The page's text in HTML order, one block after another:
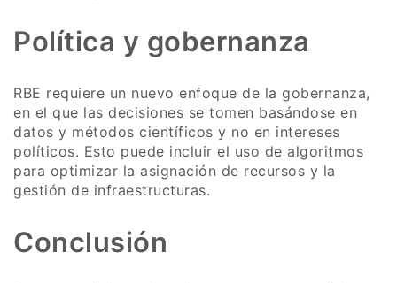
Política y gobernanza
RBE requiere un nuevo enfoque de la gobernanza,
en el que las decisiones se tomen basándose en
datos y métodos científicos y no en intereses
políticos. Esto puede incluir el uso de algoritmos
para optimizar la asignación de recursos y la
gestión de infraestructuras.
Conclusión